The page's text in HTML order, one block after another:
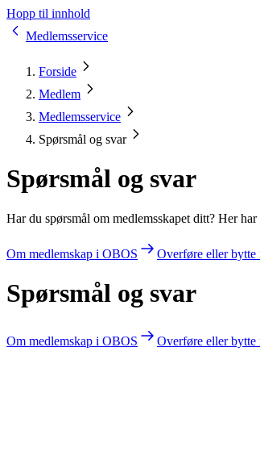
Hopp til innhold
Medlemsservice
Forside
Medlem
Medlemsservice
Spørsmål og svar
Spørsmål og svar
Har du spørsmål om medlemsskapet ditt? Her
Om medlemskap i OBOS Overføre eller bytte
Spørsmål og svar
Om medlemskap i OBOS Overføre eller bytte